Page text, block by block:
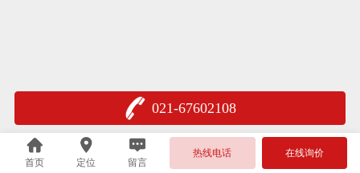
021-67602108
首页 定位 留言
热线电话 在线询价